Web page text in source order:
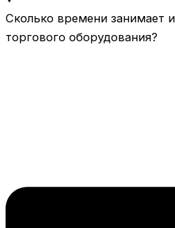
Сколько времени занимает
торгового оборудования?